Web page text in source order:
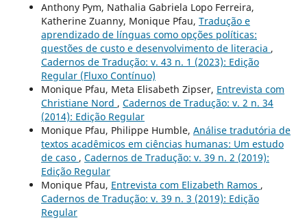
Anthony Pym, Nathalia Gabriela Lopo Ferreira,
Katherine Zuanny, Monique Pfau, Tradução e
aprendizado de línguas como opções políticas:
questões de custo e desenvolvimento de literacia ,
Cadernos de Tradução: v. 43 n. 1 (2023): Edição
Regular (Fluxo Contínuo)
Monique Pfau, Meta Elisabeth Zipser, Entrevista com
Christiane Nord , Cadernos de Tradução: v. 2 n. 34
(2014): Edição Regular
Monique Pfau, Philippe Humble, Análise tradutória de
textos acadêmicos em ciências humanas: Um estudo
de caso , Cadernos de Tradução: v. 39 n. 2 (2019):
Edição Regular
Monique Pfau, Entrevista com Elizabeth Ramos ,
Cadernos de Tradução: v. 39 n. 3 (2019): Edição
Regular